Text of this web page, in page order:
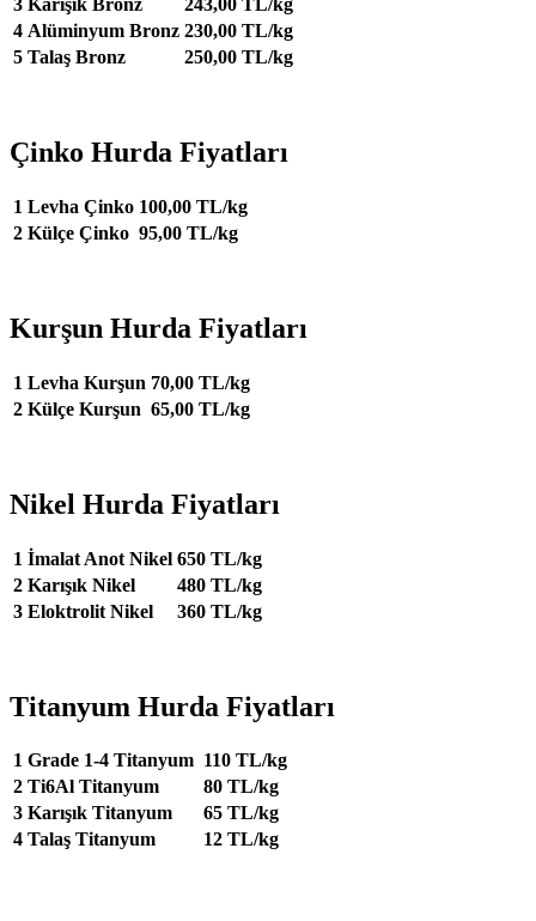
3 Karışık Bronz
243,00 TL/kg
4 Alüminyum Bronz 230,00 TL/kg
5 Talaş Bronz 250,00 TL/kg
Çinko Hurda Fiyatları
1 Levha Çinko 100,00 TL/kg
2 Külçe Çinko 95,00 TL/kg
Kurşun Hurda Fiyatları
1 Levha Kurşun 70,00 TL/kg
2 Külçe Kurşun 65,00 TL/kg
Nikel Hurda Fiyatları
1 İmalat Anot Nikel 650 TL/kg
2 Karışık Nikel
480 TL/kg
3 Eloktrolit Nikel 360 TL/kg
Titanyum Hurda Fiyatları
1 Grade 1-4 Titanyum 110 TL/kg
2 Ti6Al Titanyum
80 TL/kg
3 Karışık Titanyum
65 TL/kg
4 Talaş Titanyum 12 TL/kg